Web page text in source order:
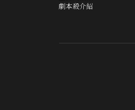
劇本殺介紹